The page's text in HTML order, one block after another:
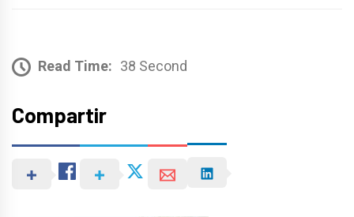
Read Time: 38 Second
Compartir